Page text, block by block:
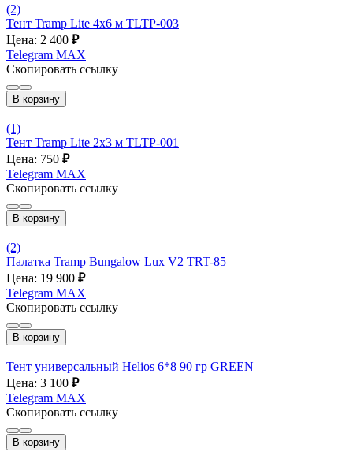
(2)
Тент Tramp Lite 4x6 м TLTP-003
Цена: 2 400 ₽
Telegram MAX
Скопировать ссылку
В корзину
(1)
Тент Tramp Lite 2x3 м TLTP-001
Цена: 750 ₽
Telegram MAX
Скопировать ссылку
В корзину
(2)
Палатка Tramp Bungalow Lux V2 TRT-85
Цена: 19 900 ₽
Telegram MAX
Скопировать ссылку
В корзину
Тент универсальный Helios 6*8 90 гр GREEN
Цена: 3 100 ₽
Telegram MAX
Скопировать ссылку
В корзину